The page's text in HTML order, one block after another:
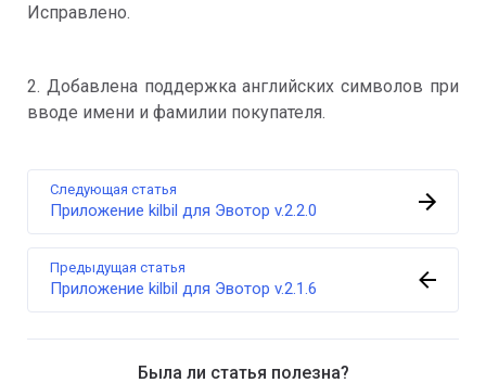
Исправлено.
2. Добавлена поддержка английских символов при
вводе имени и фамилии покупателя.
Предыдущая статья
Приложение kilbil для Эвотор v.2.1.6
Следующая статья
Приложение kilbil для Эвотор v.2.2.0
Была ли статья полезна?